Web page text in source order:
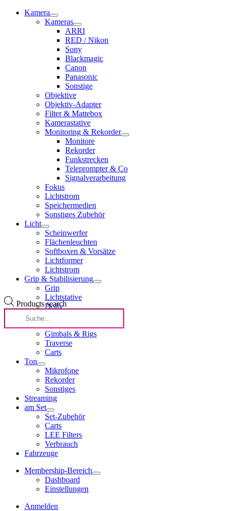
Products search
Kamera
Kameras
ARRI
RED / Nikon
Sony
Blackmagic
Canon
Panasonic
Sonstige
Objektive
Objektiv-Adapter
Filter & Mattebox
Kamerastative
Monitoring & Rekorder
Monitore
Rekorder
Funkstrecken
Teleprompter & Co
Signalverarbeitung
Fokus
Lichtstrom
Speichermedien
Sonstiges Zubehör
Licht
Scheinwerfer
Flächenleuchten
Softboxen & Vorsätze
Lichtformer
Lichtstrom
Grip & Stabilisierung
Grip
Lichtstative
Dolly
Gimbals & Rigs
Traverse
Carts
Ton
Mikrofone
Rekorder
Sonstiges
Streaming
am Set
Set-Zubehör
Carts
LEE Filters
Verbrauch
Fahrzeuge
Membership-Bereich
Dashboard
Einstellungen
Anmelden